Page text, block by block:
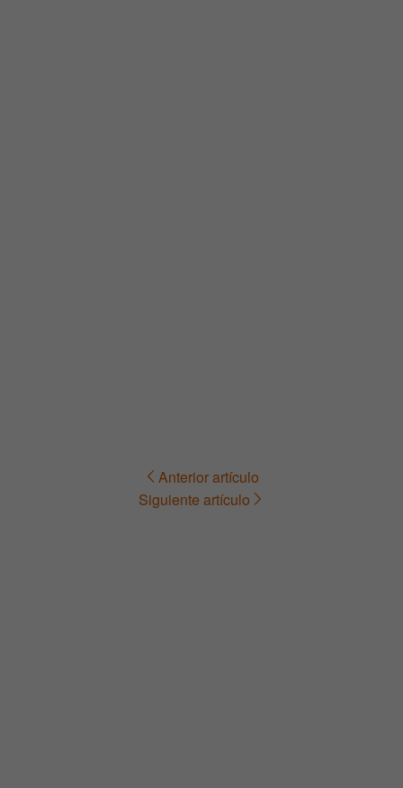
Navegación Anterior artículo
Siguiente artículo